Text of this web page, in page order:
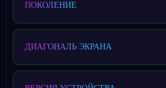
ПОКОЛЕНИЕ
ДИАГОНАЛЬ ЭКРАНА